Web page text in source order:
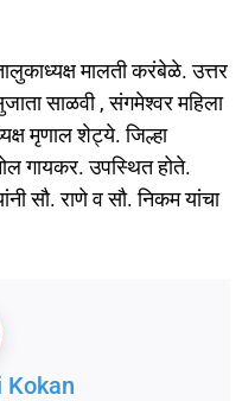
मालती करंबेळे. उत्तर
सुजाता साळवी , संगमेश्वर महिला
मृणाल शेट्ये. जिल्हा
गायकर. उपस्थित होते.
सौ. राणे व सौ. निकम यांचा
Kokan